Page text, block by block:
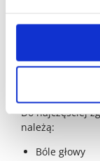
skórnej,
działanie
Działania
Do najczęściej
należą:
Bóle głowy